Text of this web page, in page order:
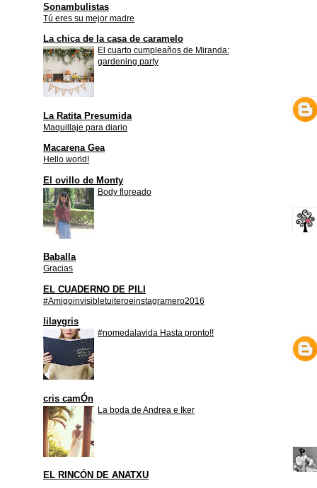
Sonambulistas
Tú eres su mejor madre
La chica de la casa de caramelo
El cuarto cumpleaños de Miranda:
gardening party
La Ratita Presumida
Maquillaje para diario
Macarena Gea
Hello world!
El ovillo de Monty
Body floreado
Baballa
Gracias
EL CUADERNO DE PILI
#Amigoinvisibletuiteroeinstagramero2016
lilaygris
#nomedalavida Hasta pronto!!
cris camÓn
La boda de Andrea e Iker
EL RINCÓN DE ANATXU